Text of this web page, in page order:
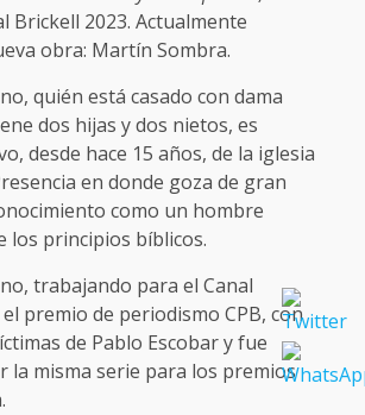
Brickell 2023. Actualmente
obra: Martín Sombra.
quién está casado con dama
dos hijas y dos nietos, es
desde hace 15 años, de la iglesia
en donde goza de gran
como un hombre
los principios bíblicos.
trabajando para el Canal
premio de periodismo CPB, con
de Pablo Escobar y fue
la misma serie para los premios